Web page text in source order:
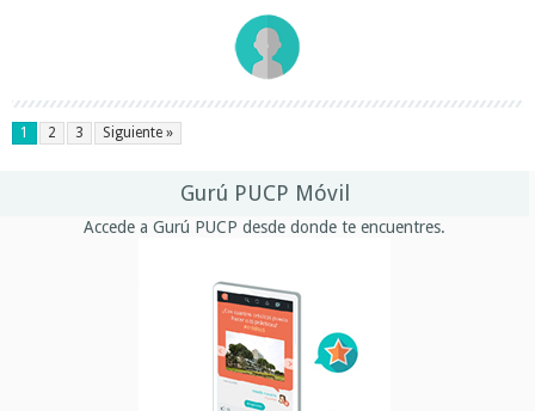
1 2 3 Siguiente »
Gurú PUCP Móvil
Accede a Gurú PUCP desde donde te encuentres.